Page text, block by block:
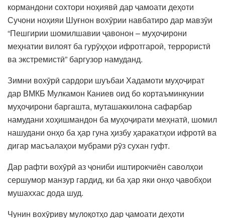
кормандони сохтори ноҳиявӣ дар ҷамоати деҳоти
Сучони ноҳияи Шуғнон вохӯрии навбатиро дар мавзӯи
“Пешгирии шомилшавии ҷавонон – муҳоҷирони
меҳнатии вилоят ба гурӯҳҳои ифротгароӣ, террористӣ
ва экстремистӣ” баргузор намуданд.
Зимни вохӯрӣ сардори шуъбаи Хадамоти муҳоҷират
дар ВМКБ Мулкамон Каниев оид бо кортаъминкунии
муҳоҷирони баргашта, муташаккилона сафарбар
намудани хоҳишмандон ба муҳоҷирати меҳнатӣ, шомил
нашудани онҳо ба ҳар гуна ҳизбу ҳаракатҳои ифротӣ ва
дигар масъалаҳои мубрами рӯз сухан гуфт.
Дар рафти вохӯрӣ аз ҷониби иштирокчиён саволҳои
сершумор манзур гардид, ки ба ҳар яки онҳо ҷавобҳои
мушаххас дода шуд.
Чунин вохӯриву мулоқотҳо дар ҷамоати деҳоти